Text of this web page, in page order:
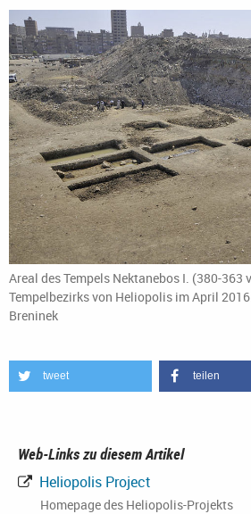
Areal des Tempels Nektanebos I. (380-363
Tempelbezirks von Heliopolis im April
Breninek
tweet teilen
Web-Links zu diesem Artikel
Heliopolis Project
Homepage des Heliopolis-Projekts